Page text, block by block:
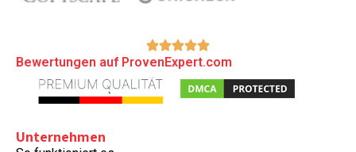
Bewertungen auf ProvenExpert.com
Unternehmen